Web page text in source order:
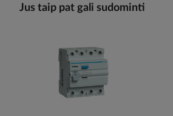
Jus taip pat gali sudominti